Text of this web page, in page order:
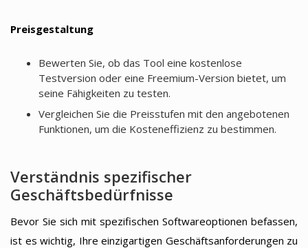
Preisgestaltung
Bewerten Sie, ob das Tool eine kostenlose
Testversion oder eine Freemium-Version bietet, um
seine Fähigkeiten zu testen.
Vergleichen Sie die Preisstufen mit den angebotenen
Funktionen, um die Kosteneffizienz zu bestimmen.
Verständnis spezifischer
Geschäftsbedürfnisse
Bevor Sie sich mit spezifischen Softwareoptionen befassen,
ist es wichtig, Ihre einzigartigen Geschäftsanforderungen zu